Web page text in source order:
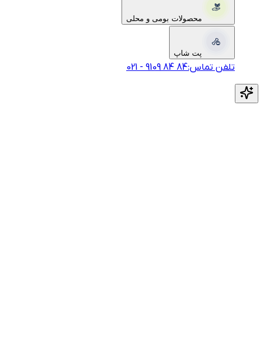
محصولات بومی و محلی
پت شاپ
تلفن تماس: 021-‎9109‎ ‎84‎ ‎84‎